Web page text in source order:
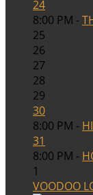
24
8:00 PM -
25
26
27
28
29
30
8:00 PM -
31
8:00 PM -
1
VOODOO